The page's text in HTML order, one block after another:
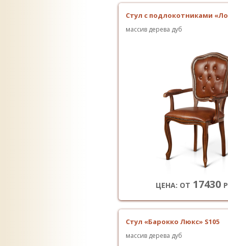
Стул с подлокотниками
массив дерева дуб
ЦЕНА: ОТ 17430
Стул «Барокко Люкс» S105
массив дерева дуб